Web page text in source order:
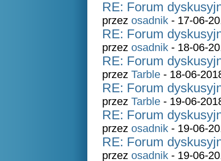
RE: Forum
przez osadnik - 17-06-
RE: Forum
przez osadnik - 18-06-
RE: Forum
przez Tarble - 18-06-
RE: Forum
przez Tarble - 19-06-
RE: Forum
przez osadnik - 19-06-
RE: Forum
przez osadnik - 19-06-